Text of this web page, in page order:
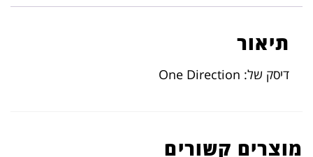
תיאור
דיסק של: One Direction
מוצרים קשורים